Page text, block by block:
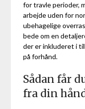
for travle perioder,
arbejde uden for
ubehagelige
bede om en
der er inkluderet i
på forhånd.
Sådan får
fra din